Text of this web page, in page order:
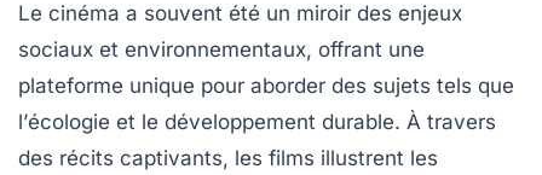
Le cinéma a souvent été un miroir des enjeux
sociaux et environnementaux, offrant une
plateforme unique pour aborder des sujets tels que
l’écologie et le développement durable. À travers
des récits captivants, les films illustrent les